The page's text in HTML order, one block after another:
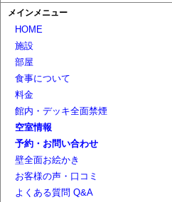
メインメニュー
HOME
施設
部屋
食事について
料金
館内・デッキ全面禁煙
空室情報
予約・お問い合わせ
壁全面お絵かき
お客様の声・口コミ
よくある質問 Q&A